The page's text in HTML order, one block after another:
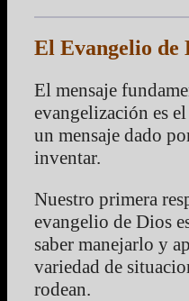
El Evangelio de
El mensaje
evangelización es
un mensaje dado
inventar.
Nuestro primera
evangelio de Dios
saber manejarlo y
variedad de
rodean.